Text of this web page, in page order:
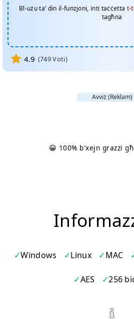
Bl-użu ta’ din il-funzjoni, inti taċċetta t-
tagħna
4.9 (749Voti)
Avviż (Reklam)
😀 100% b'xejn grazzi
Windows Linux MAC
AES 256